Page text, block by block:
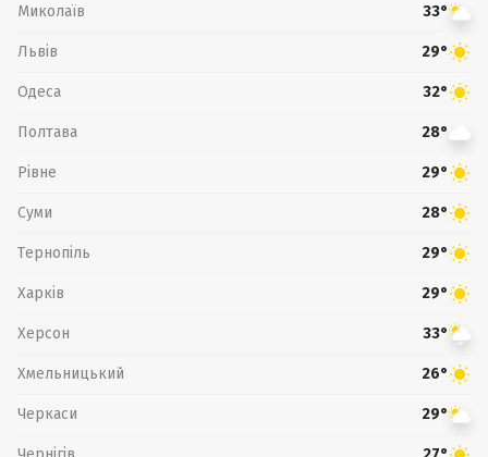
Миколаїв 33°
Львів 29°
Одеса 32°
Полтава 28°
Рівне 29°
Суми 28°
Тернопіль 29°
Харків 29°
Херсон 33°
Хмельницький 26°
Черкаси 29°